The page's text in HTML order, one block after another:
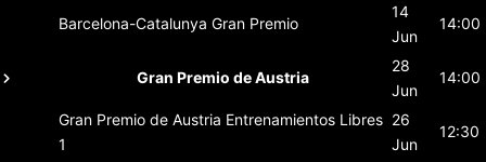
Barcelona-Catalunya Gran Premio
14
Jun
14:00
Gran Premio de Austria
28
Jun
14:00
Gran Premio de Austria Entrenamientos Libres
1
26
Jun
12:30